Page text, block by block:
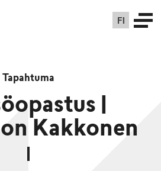
FI
Tapahtuma
|
Kakkonen